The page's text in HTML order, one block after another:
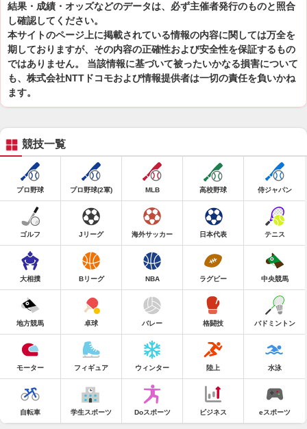
結果・成績・オッズなどのデータは、必ず主催者発行のものと照合
し確認してください。
本サイトのページ上に掲載されている情報の内容に関しては万全を
期しておりますが、その内容の正確性および安全性を保証するもの
ではありません。 当該情報に基づいて被ったいかなる損害について
も、株式会社NTTドコモおよび情報提供者は一切の責任を負いかね
ます。
競技一覧
プロ野球 プロ野球(2軍) MLB 高校野球 侍ジャパン
ゴルフ Jリーグ 海外サッカー 日本代表 テニス
大相撲 Bリーグ NBA ラグビー 中央競馬
地方競馬 卓球 バレー 格闘技 バドミントン
モーター フィギュア ウィンター 陸上 水泳
自転車 学生スポーツ Doスポーツ ビジネス eスポーツ